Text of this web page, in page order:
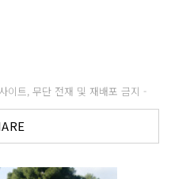
트, 무단 전재 및 재배포 금지 -